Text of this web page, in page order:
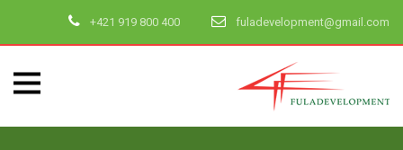
+421 919 800 400 fuladevelopment@gmail.com